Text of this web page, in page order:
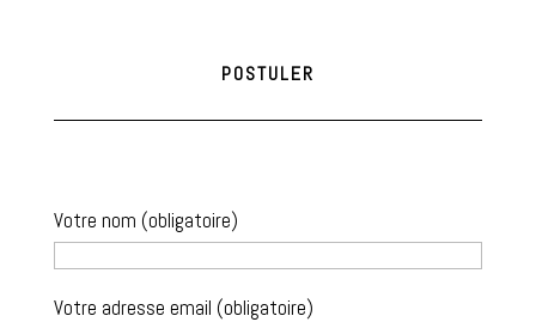
POSTULER
Votre nom (obligatoire)
Votre adresse email (obligatoire)